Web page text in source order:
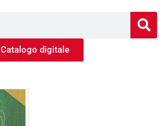
Catalogo digitale